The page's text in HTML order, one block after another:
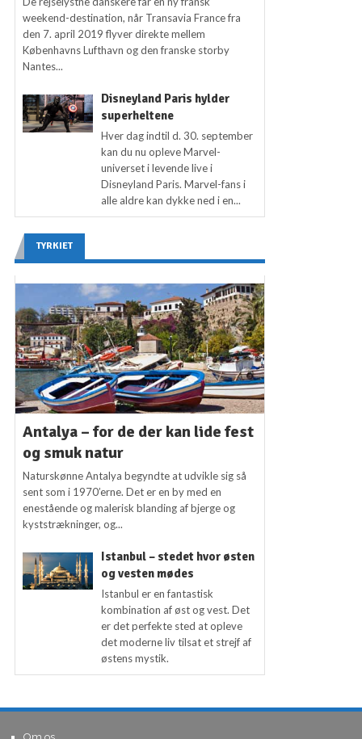
weekend-destination, når Transavia France fra
den 7. april 2019 flyver direkte mellem
Københavns Lufthavn og den franske storby
Nantes...
Disneyland Paris hylder
superheltene
Hver dag indtil d. 30. september
kan du nu opleve Marvel-
universet i levende live i
Disneyland Paris. Marvel-fans i
alle aldre kan dykke ned i en...
TYRKIET
Antalya – for de der kan lide fest
og smuk natur
Naturskønne Antalya begyndte at udvikle sig så
sent som i 1970’erne. Det er en by med en
enestående og malerisk blanding af bjerge og
kyststrækninger, og...
Istanbul – stedet hvor østen
og vesten mødes
Istanbul er en fantastisk
kombination af øst og vest. Det
er det perfekte sted at opleve
det moderne liv tilsat et strejf af
østens mystik.